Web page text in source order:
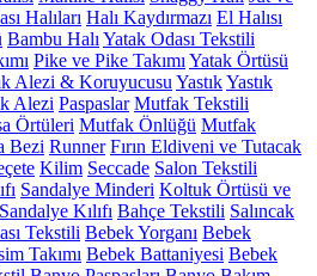
Halıları Halı Kaydırmazı El Halısı
Bambu Halı Yatak Odası Tekstili
Pike ve Pike Takımı Yatak Örtüsü
Alezi & Koruyucusu YastıkYastık
Alezi Paspaslar Mutfak Tekstili
Örtüleri Mutfak Önlüğü Mutfak
Bezi Runner Fırın Eldiveni ve Tutacak
Kilim Seccade Salon Tekstili
Sandalye Minderi Koltuk Örtüsü ve
Sandalye Kılıfı Bahçe Tekstili Salıncak
Tekstili Bebek Yorganı Bebek
Takımı Bebek Battaniyesi Bebek